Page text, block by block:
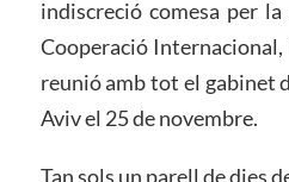
indiscreció comesa per
Cooperació
reunió amb tot el gabinet
Aviv el 25 de novembre.
Tan sols un parell de dies